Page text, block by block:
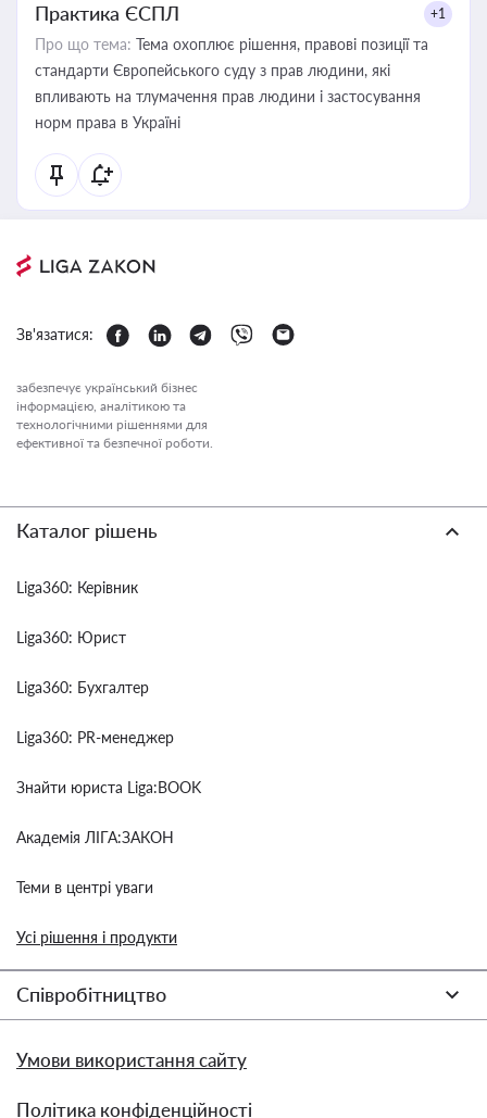
Практика ЄСПЛ +1
Про що тема: Тема охоплює рішення, правові позиції та
стандарти Європейського суду з прав людини, які
впливають на тлумачення прав людини і застосування
норм права в Україні
Зв'язатися:
забезпечує український бізнес
інформацією, аналітикою та
технологічними рішеннями для
ефективної та безпечної роботи.
Каталог рішень
Liga360: Керівник
Liga360: Юрист
Liga360: Бухгалтер
Liga360: PR-менеджер
Знайти юриста Liga:BOOK
Академія ЛІГА:ЗАКОН
Теми в центрі уваги
Усі рішення і продукти
Співробітництво
Умови використання сайту
Політика конфіденційності